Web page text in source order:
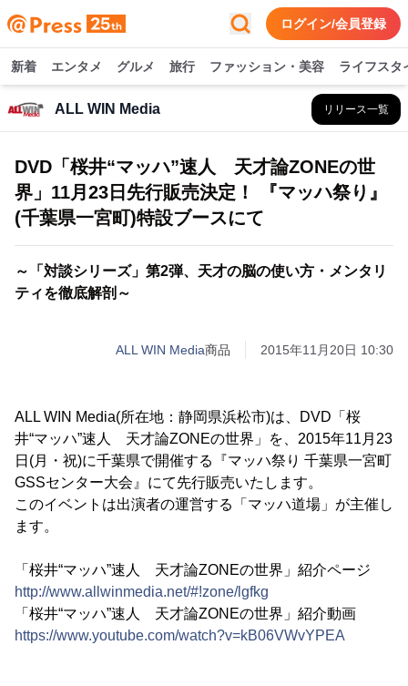
ログイン/会員登録
新着 エンタメ グルメ 旅行 ファッション・美容 ライフスタ
ALL WIN Media リリース一覧
DVD「桜井“マッハ”速人 天才論ZONEの世
界」11月23日先行販売決定！ 『マッハ祭り』
(千葉県一宮町)特設ブースにて
～「対談シリーズ」第2弾、天才の脳の使い方・メンタリ
ティを徹底解剖～
ALL WIN Media商品 2015年11月20日 10:30
ALL WIN Media(所在地：静岡県浜松市)は、DVD「桜
井“マッハ”速人 天才論ZONEの世界」を、2015年11月23
日(月・祝)に千葉県で開催する『マッハ祭り 千葉県一宮町
GSSセンター大会』にて先行販売いたします。
このイベントは出演者の運営する「マッハ道場」が主催し
ます。
「桜井“マッハ”速人 天才論ZONEの世界」紹介ページ
http://www.allwinmedia.net/#!zone/lgfkg
「桜井“マッハ”速人 天才論ZONEの世界」紹介動画
https://www.youtube.com/watch?v=kB06VWvYPEA